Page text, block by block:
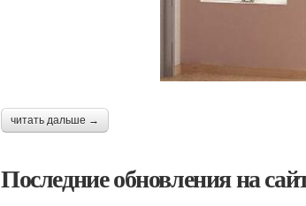
читать дальше →
Последние обновления на